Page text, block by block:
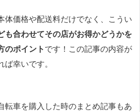
体価格や配送料だけでなく、こうい
も合わせてその店がお得かどうかを
のポイントです！この記事の内容が
幸いです。
転車を購入した時のまとめ記事もあ